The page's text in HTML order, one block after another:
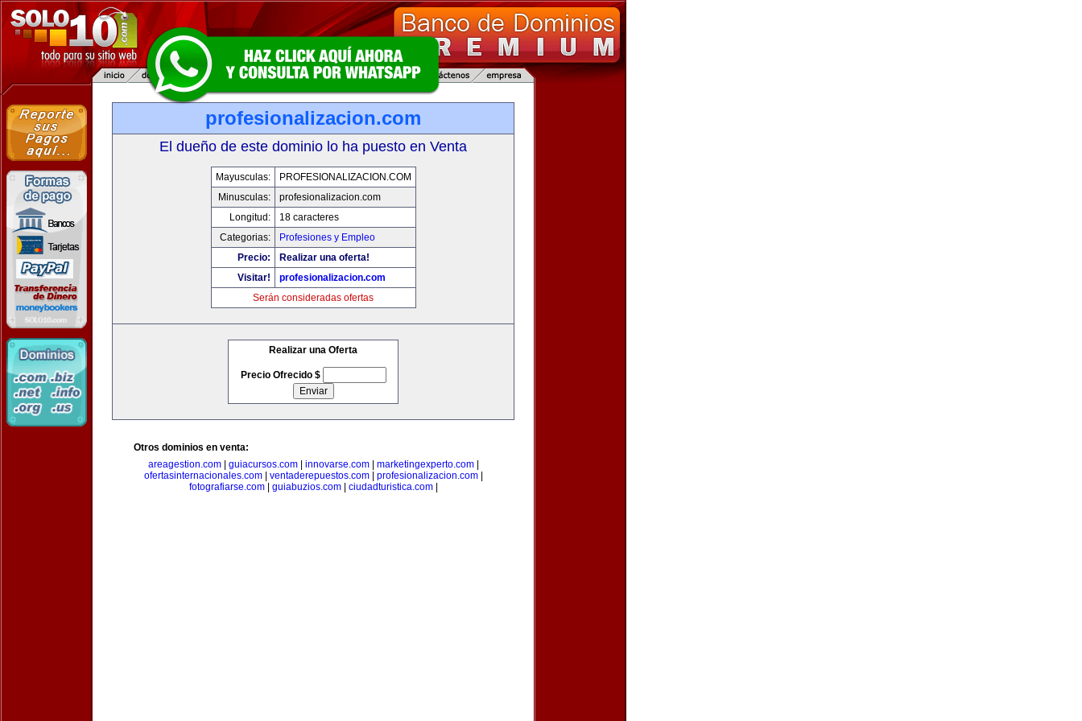
profesionalizacion.com
El dueño de este dominio lo ha puesto en Venta
Mayusculas:
PROFESIONALIZACION.COM
Minusculas:
profesionalizacion.com
Longitud:
18 caracteres
Categorias:
Profesiones y Empleo
Precio:
Realizar una oferta!
Visitar!
profesionalizacion.com
Serán consideradas ofertas
Realizar una Oferta
Precio Ofrecido $
Otros dominios en venta:
areagestion.com| guiacursos.com| innovarse.com| marketingexperto.com|
ofertasinternacionales.com| ventaderepuestos.com| profesionalizacion.com|
fotografiarse.com| guiabuzios.com| ciudadturistica.com|